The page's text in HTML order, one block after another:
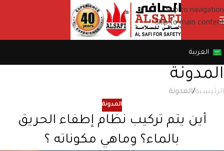
Skip to navigation
Skip to main content
العربية
المدونة
الرئيسية/المدونة
المدونة
أين يتم تركيب نظام إطفاء الحريق
بالماء؟ وماهي مكوناته ؟